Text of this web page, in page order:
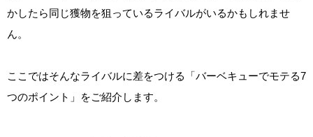
かしたら同じ獲物を狙っているライバルがいるかもしれませ
ん。
ここではそんなライバルに差をつける「バーベキューでモテる7
つのポイント」をご紹介します。